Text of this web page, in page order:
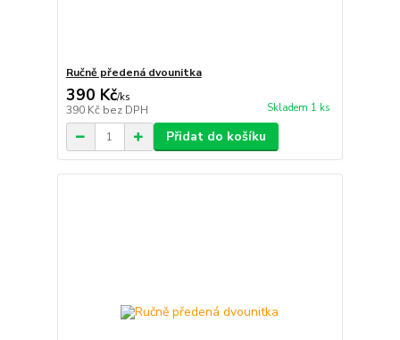
Ručně předená dvounitka
390 Kč/ks
390 Kč bez DPH Skladem 1 ks
Přidat do košíku